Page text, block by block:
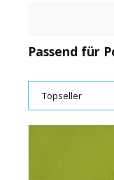
Passend für